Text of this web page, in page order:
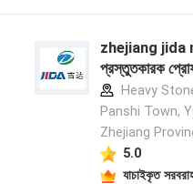
zhejiang jida
প্রস্তুতকারক
Heavy
Panshi Town,
Zhejiang
5.0
যাচাইকৃত